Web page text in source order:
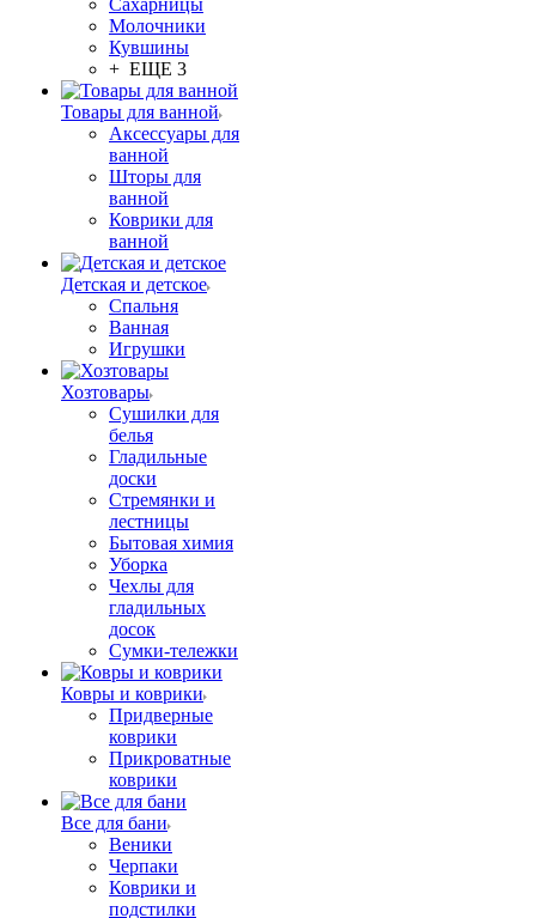
Сахарницы
Молочники
Кувшины
+ ЕЩЕ 3
Товары для ванной
Аксессуары для
ванной
Шторы для
ванной
Коврики для
ванной
Детская и детское
Спальня
Ванная
Игрушки
Хозтовары
Сушилки для
белья
Гладильные
доски
Стремянки и
лестницы
Бытовая химия
Уборка
Чехлы для
гладильных
досок
Сумки-тележки
Ковры и коврики
Придверные
коврики
Прикроватные
коврики
Все для бани
Веники
Черпаки
Коврики и
подстилки